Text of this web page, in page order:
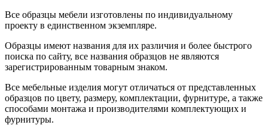
Все образцы мебели изготовлены по индивидуальному
проекту в единственном экземпляре.
Образцы имеют названия для их различия и более быстрого
поиска по сайту, все названия образцов не являются
зарегистрированным товарным знаком.
Все мебельные изделия могут отличаться от представленных
образцов по цвету, размеру, комплектации, фурнитуре, а также
способами монтажа и производителями комплектующих и
фурнитуры.